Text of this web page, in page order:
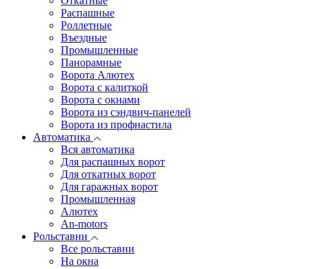
Распашные
Роллетные
Въездные
Промышленные
Панорамные
Ворота Алютех
Ворота с калиткой
Ворота c окнами
Ворота из сэндвич-панелей
Ворота из профнастила
Автоматика
Вся автоматика
Для распашных ворот
Для откатных ворот
Для гаражных ворот
Промышленная
Алютех
An-motors
Рольставни
Все рольставни
На окна